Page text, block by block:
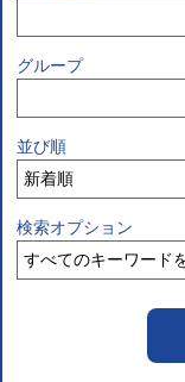
グループ
並び順
検索オプション